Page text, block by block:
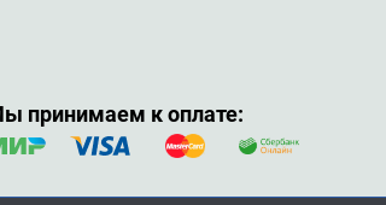
принимаем к оплате: